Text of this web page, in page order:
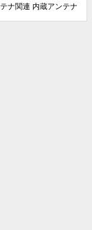
ナ関連 内蔵アンテナ